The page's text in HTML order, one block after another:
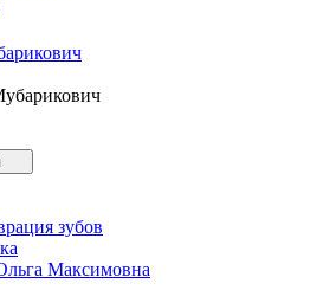
зубов
Максимовна